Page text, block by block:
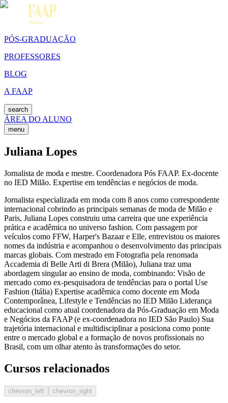
PÓS-GRADUAÇÃO
PROFESSORES
BLOG
A FAAP
search
ÁREA DO ALUNO
menu
Juliana Lopes
Jornalista de moda e mestre. Coordenadora Pós FAAP. Ex-docente
no IED Milão. Expertise em tendências e negócios de moda.
Jornalista especializada em moda com 8 anos como correspondente
internacional cobrindo as principais semanas de moda de Milão e
Paris, Juliana Lopes construiu uma carreira que une experiência
prática e acadêmica no universo fashion. Com passagem por
veículos como FFW, Harper's Bazaar e Elle, entrevistou os maiores
nomes da indústria e acompanhou o desenvolvimento das principais
marcas globais. Com mestrado em Fotografia pela renomada
Accademia di Belle Arti di Brera (Milão), Juliana traz uma
abordagem singular ao ensino de moda, combinando: Visão de
mercado como ex-pesquisadora de tendências para o portal Use
Fashion (Itália) Expertise acadêmica como docente em Moda
Contemporânea, Lifestyle e Tendências no IED Milão Liderança
educacional como atual coordenadora da Pós-Graduação em Moda
e Negócios da FAAP (e ex-coordenadora no IED São Paulo) Sua
trajetória internacional e multidisciplinar a posiciona como ponte
entre o mercado global e a formação de novos profissionais no
Brasil, com um olhar atento às transformações do setor.
Cursos relacionados
chevron_left chevron_right